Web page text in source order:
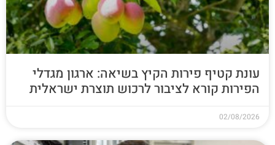
עונת קטיף פירות הקיץ בשיאה: ארגון מגדלי
הפירות קורא לציבור לרכוש תוצרת ישראלית
02/08/2026